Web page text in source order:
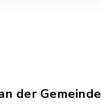
der Gemeinde